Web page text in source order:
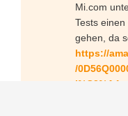
Mi.com
Tests
gehen, da
https://
/